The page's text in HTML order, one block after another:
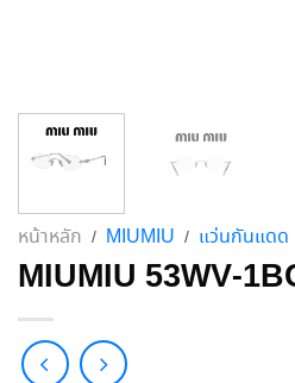
หน้าหลัก / MIUMIU / แว่นกันแดด
MIUMIU 53WV-